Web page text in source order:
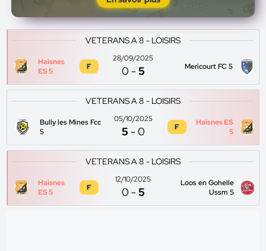
VETERANS A 8 - LOISIRS
Haisnes
ES 5
F
28/09/2025
0 -5 Mericourt FC 5
VETERANS A 8 - LOISIRS
Bully les Mines Fcc
5
05/10/2025
5 -0 F
Haisnes ES
5
VETERANS A 8 - LOISIRS
Haisnes
ES 5
F
12/10/2025
0 -5
Loos en Gohelle
Ussm 5